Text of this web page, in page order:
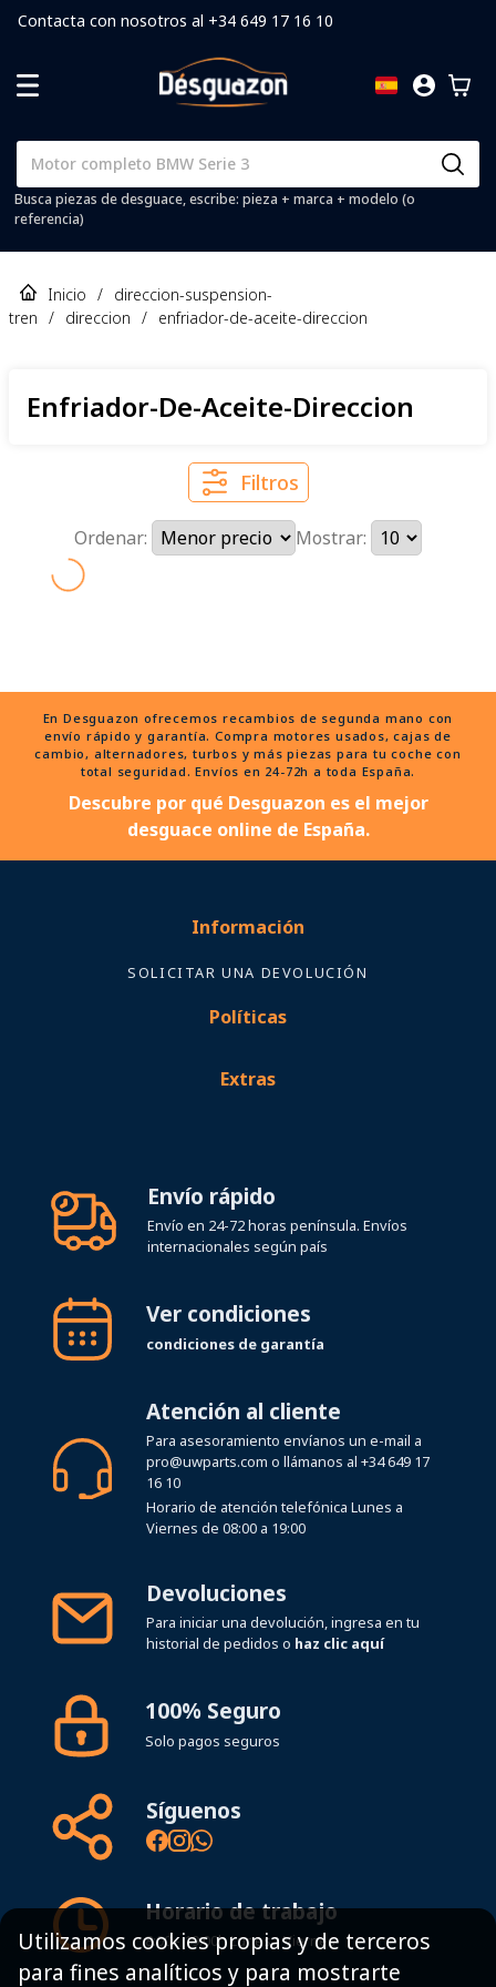
Contacta con nosotros al +34 649 17 16 10
Busca piezas de desguace, escribe: pieza + marca + modelo (o
referencia)
Inicio / direccion-suspension-
tren / direccion / enfriador-de-aceite-direccion
Enfriador-De-Aceite-Direccion
Filtros
Ordenar: Mostrar:
envío rápido y garantía. Compra motores usados, cajas de
cambio, alternadores, turbos y más piezas para tu coche con
total seguridad. Envíos en 24-72h a toda España.
Descubre por qué Desguazon es el mejor
desguace online de España.
SOLICITAR UNA DEVOLUCIÓN
Políticas
Envío en 24-72 horas península. Envíos
internacionales según país
condiciones de garantía
Para asesoramiento envíanos un e-mail a
pro@uwparts.com o llámanos al
16 10
Horario de atención telefónica Lunes a
Viernes de 08:00 a 19:00
Para iniciar una devolución, ingresa en tu
historial de pedidos o
Solo pagos seguros
8:00 - 19:00h Lunes - Viernes
Mapa del sitio
Utilizamos cookies propias y de terceros
para fines analíticos y para mostrarte